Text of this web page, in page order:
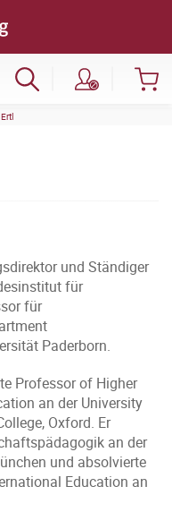
und Ständiger
für
für
Paderborn.
Professor of Higher
an der University
Oxford. Er
an der
und absolvierte
Education an